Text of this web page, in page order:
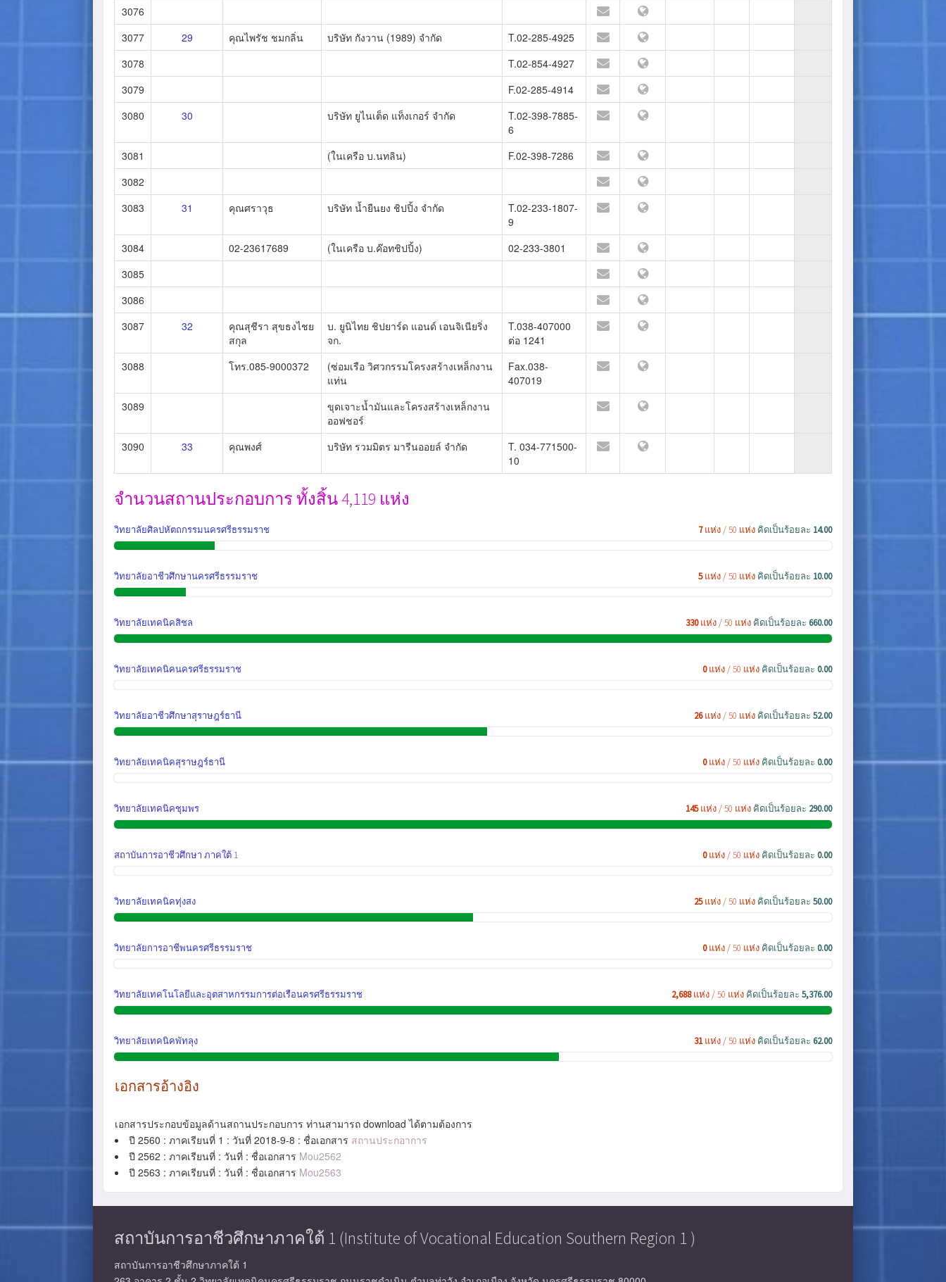
3076
3077
29 คุณไพรัช ชมกลิ่น บริษัท กังวาน (1989) จำกัด
T.02-285-4925
3078
T.02-854-4927
3079
F.02-285-4914
3080
30 บริษัท ยูไนเต็ด แท็งเกอร์ จำกัด
T.02-398-7885-
6
3081
(ในเครือ บ.นทลิน)
F.02-398-7286
3082
3083
31 คุณศราวุธ บริษัท น้ำยืนยง ชิปปิ้ง จำกัด
T.02-233-1807-
9
3084
02-23617689 (ในเครือ บ.ค๊อทชิปปิ้ง)
02-233-3801
3085
3086
3087
32
คุณสุชีรา สุขธงไชย
สกุล
บ. ยูนิไทย ชิปยาร์ด แอนด์ เอนจิเนียริ่ง
จก.
T.038-407000
ต่อ 1241
3088
โทร.085-9000372
(ซ่อมเรือ วิศวกรรมโครงสร้างเหล็กงาน
แท่น
Fax.038-
407019
3089
ขุดเจาะน้ำมันและโครงสร้างเหล็กงาน
ออฟชอร์
3090
33 คุณพงศ์ บริษัท รวมมิตร มารีนออยล์ จำกัด
T. 034-771500-
10
จำนวนสถานประกอบการ ทั้งสิ้น 4,119 แห่ง
วิทยาลัยศิลปหัตถกรรมนครศรีธรรมราช 7แห่ง / 50 แห่ง คิดเป็นร้อยละ 14.00
วิทยาลัยอาชีวศึกษานครศรีธรรมราช 5แห่ง / 50 แห่ง คิดเป็นร้อยละ 10.00
วิทยาลัยเทคนิคสิชล 330แห่ง / 50 แห่ง คิดเป็นร้อยละ 660.00
วิทยาลัยเทคนิคนครศรีธรรมราช 0แห่ง / 50 แห่ง คิดเป็นร้อยละ 0.00
วิทยาลัยอาชีวศึกษาสุราษฎร์ธานี 26แห่ง / 50 แห่ง คิดเป็นร้อยละ 52.00
วิทยาลัยเทคนิคสุราษฎร์ธานี 0แห่ง / 50 แห่ง คิดเป็นร้อยละ 0.00
วิทยาลัยเทคนิคชุมพร 145แห่ง / 50 แห่ง คิดเป็นร้อยละ 290.00
สถาบันการอาชีวศึกษา ภาคใต้ 1 0แห่ง / 50 แห่ง คิดเป็นร้อยละ 0.00
วิทยาลัยเทคนิคทุ่งสง 25แห่ง / 50 แห่ง คิดเป็นร้อยละ 50.00
วิทยาลัยการอาชีพนครศรีธรรมราช 0แห่ง / 50 แห่ง คิดเป็นร้อยละ 0.00
วิทยาลัยเทคโนโลยีและอุตสาหกรรมการต่อเรือนครศรีธรรมราช 2,688แห่ง / 50 แห่ง คิดเป็นร้อยละ 5,376.00
วิทยาลัยเทคนิคพัทลุง 31แห่ง / 50 แห่ง คิดเป็นร้อยละ 62.00
เอกสารอ้างอิง
เอกสารประกอบข้อมูลด้านสถานประกอบการ ท่านสามารถ download ได้ตามต้องการ
ปี 2560 : ภาคเรียนที่ 1 : วันที่ 2018-9-8 : ชื่อเอกสาร สถานประกอาการ
ปี 2562 : ภาคเรียนที่ : วันที่ : ชื่อเอกสาร Mou2562
ปี 2563 : ภาคเรียนที่ : วันที่ : ชื่อเอกสาร Mou2563
สถาบันการอาชีวศึกษาภาคใต้ 1 (Institute of Vocational Education Southern Region 1 )
สถาบันการอาชีวศึกษาภาคใต้ 1